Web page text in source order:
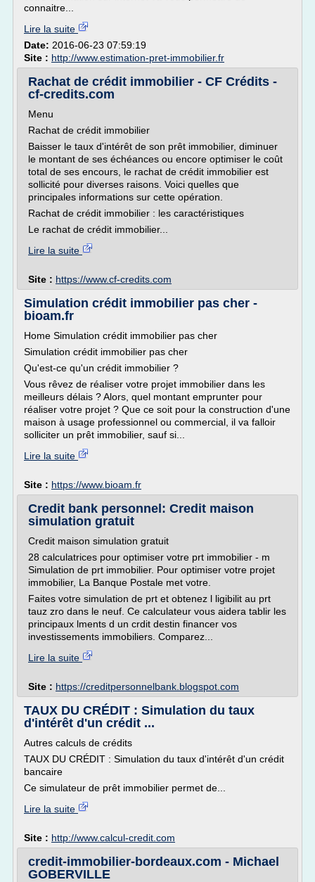
connaitre...
Lire la suite
Date: 2016-06-23 07:59:19
Site : http://www.estimation-pret-immobilier.fr
Rachat de crédit immobilier - CF Crédits -
cf-credits.com
Menu
Rachat de crédit immobilier
Baisser le taux d'intérêt de son prêt immobilier, diminuer
le montant de ses échéances ou encore optimiser le coût
total de ses encours, le rachat de crédit immobilier est
sollicité pour diverses raisons. Voici quelles que
principales informations sur cette opération.
Rachat de crédit immobilier : les caractéristiques
Le rachat de crédit immobilier...
Lire la suite
Site : https://www.cf-credits.com
Simulation crédit immobilier pas cher -
bioam.fr
Home Simulation crédit immobilier pas cher
Simulation crédit immobilier pas cher
Qu'est-ce qu'un crédit immobilier ?
Vous rêvez de réaliser votre projet immobilier dans les
meilleurs délais ? Alors, quel montant emprunter pour
réaliser votre projet ? Que ce soit pour la construction d'une
maison à usage professionnel ou commercial, il va falloir
solliciter un prêt immobilier, sauf si...
Lire la suite
Site : https://www.bioam.fr
Credit bank personnel: Credit maison
simulation gratuit
Credit maison simulation gratuit
28 calculatrices pour optimiser votre prt immobilier - m
Simulation de prt immobilier. Pour optimiser votre projet
immobilier, La Banque Postale met votre.
Faites votre simulation de prt et obtenez l ligibilit au prt
tauz zro dans le neuf. Ce calculateur vous aidera tablir les
principaux lments d un crdit destin financer vos
investissements immobiliers. Comparez...
Lire la suite
Site : https://creditpersonnelbank.blogspot.com
TAUX DU CRÉDIT : Simulation du taux
d'intérêt d'un crédit ...
Autres calculs de crédits
TAUX DU CRÉDIT : Simulation du taux d'intérêt d'un crédit
bancaire
Ce simulateur de prêt immobilier permet de...
Lire la suite
Site : http://www.calcul-credit.com
credit-immobilier-bordeaux.com - Michael
GOBERVILLE